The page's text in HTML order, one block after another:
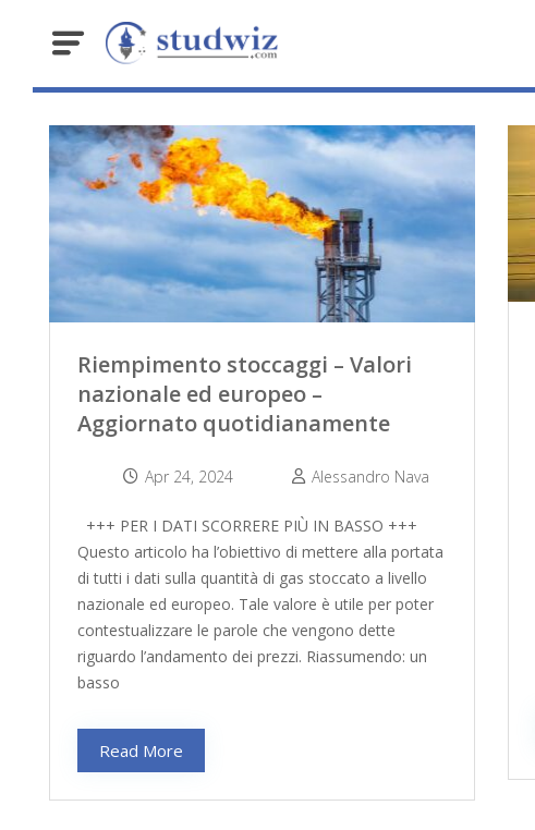
Riempimento stoccaggi – Valori
nazionale ed europeo –
Aggiornato quotidianamente
Apr 24, 2024 Alessandro Nava
+++ PER I DATI SCORRERE PIÙ IN BASSO +++
Questo articolo ha l’obiettivo di mettere alla portata
di tutti i dati sulla quantità di gas stoccato a livello
nazionale ed europeo. Tale valore è utile per poter
contestualizzare le parole che vengono dette
riguardo l’andamento dei prezzi. Riassumendo: un
basso
Read More